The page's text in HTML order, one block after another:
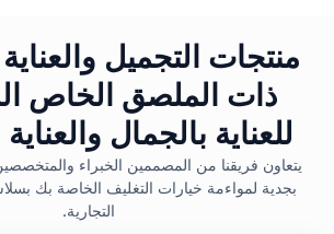
منتجات التجميل
ذات الملصق الخاص
للعناية بالجمال
يتعاون فريقنا من المصممين الخبراء
بجدية لمواءمة خيارات التغليف الخاصة بك
التجارية.